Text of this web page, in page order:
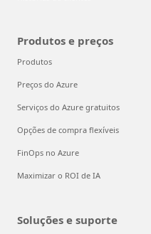
Produtos e preços
Produtos
Preços do Azure
Serviços do Azure gratuitos
Opções de compra flexíveis
FinOps no Azure
Maximizar o ROI de IA
Soluções e suporte